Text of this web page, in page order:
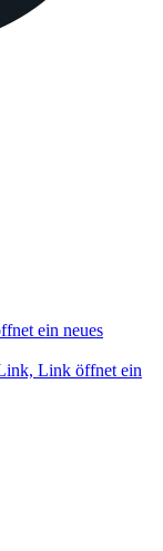
ein neues
Link öffnet ein